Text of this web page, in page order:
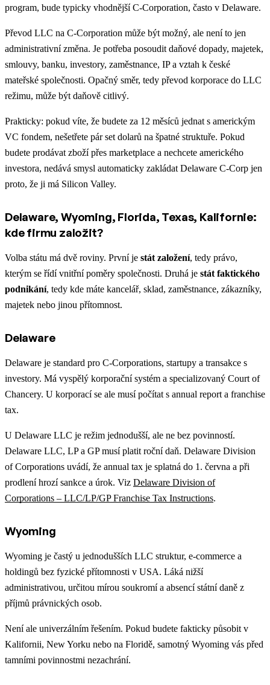
program, bude typicky vhodnější C-Corporation, často v Delaware.
Převod LLC na C-Corporation může být možný, ale není to jen
administrativní změna. Je potřeba posoudit daňové dopady, majetek,
smlouvy, banku, investory, zaměstnance, IP a vztah k české
mateřské společnosti. Opačný směr, tedy převod korporace do LLC
režimu, může být daňově citlivý.
Prakticky: pokud víte, že budete za 12 měsíců jednat s americkým
VC fondem, nešetřete pár set dolarů na špatné struktuře. Pokud
budete prodávat zboží přes marketplace a nechcete amerického
investora, nedává smysl automaticky zakládat Delaware C-Corp jen
proto, že ji má Silicon Valley.
Delaware, Wyoming, Florida, Texas, Kalifornie:
kde firmu založit?
Volba státu má dvě roviny. První je stát založení, tedy právo,
kterým se řídí vnitřní poměry společnosti. Druhá je stát faktického
podnikání, tedy kde máte kancelář, sklad, zaměstnance, zákazníky,
majetek nebo jinou přítomnost.
Delaware
Delaware je standard pro C-Corporations, startupy a transakce s
investory. Má vyspělý korporační systém a specializovaný Court of
Chancery. U korporací se ale musí počítat s annual report a franchise
tax.
U Delaware LLC je režim jednodušší, ale ne bez povinností.
Delaware LLC, LP a GP musí platit roční daň. Delaware Division
of Corporations uvádí, že annual tax je splatná do 1. června a při
prodlení hrozí sankce a úrok. Viz Delaware Division of
Corporations – LLC/LP/GP Franchise Tax Instructions.
Wyoming
Wyoming je častý u jednodušších LLC struktur, e-commerce a
holdingů bez fyzické přítomnosti v USA. Láká nižší
administrativou, určitou mírou soukromí a absencí státní daně z
příjmů právnických osob.
Není ale univerzálním řešením. Pokud budete fakticky působit v
Kalifornii, New Yorku nebo na Floridě, samotný Wyoming vás před
tamními povinnostmi nezachrání.